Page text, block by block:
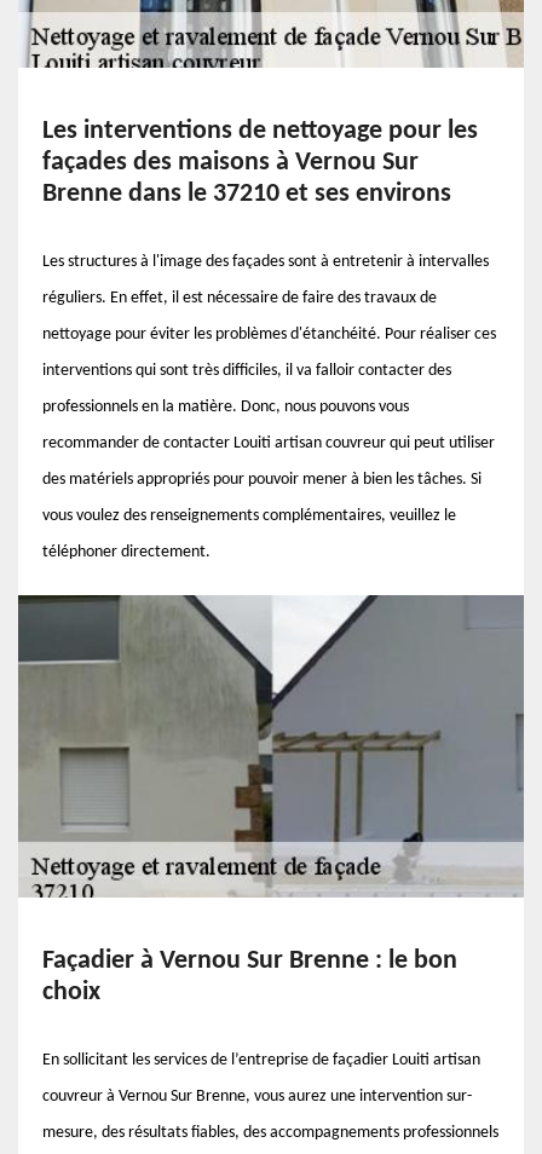
Les interventions de nettoyage pour les
façades des maisons à Vernou Sur
Brenne dans le 37210 et ses environs
Les structures à l'image des façades sont à entretenir à intervalles
réguliers. En effet, il est nécessaire de faire des travaux de
nettoyage pour éviter les problèmes d'étanchéité. Pour réaliser ces
interventions qui sont très difficiles, il va falloir contacter des
professionnels en la matière. Donc, nous pouvons vous
recommander de contacter Louiti artisan couvreur qui peut utiliser
des matériels appropriés pour pouvoir mener à bien les tâches. Si
vous voulez des renseignements complémentaires, veuillez le
téléphoner directement.
Façadier à Vernou Sur Brenne : le bon
choix
En sollicitant les services de l’entreprise de façadier Louiti artisan
couvreur à Vernou Sur Brenne, vous aurez une intervention sur-
mesure, des résultats fiables, des accompagnements professionnels